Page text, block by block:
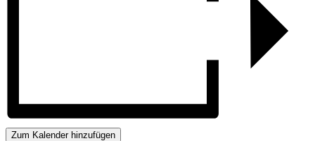
Zum Kalender hinzufügen